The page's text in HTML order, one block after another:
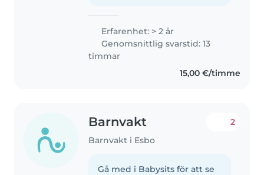
Erfarenhet: > 2 år
Genomsnittlig svarstid: 13
timmar
15,00 €/timme
Barnvakt
Barnvakt i Esbo
2
Gå med i Babysits för att se